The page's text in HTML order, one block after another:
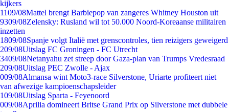
kijkers
1109/08Mattel brengt Barbiepop van zangeres Whitney Houston uit
9309/08Zelensky: Rusland wil tot 50.000 Noord-Koreaanse militairen
inzetten
1809/08Spanje volgt Italië met grenscontroles, tien reizigers geweigerd
209/08Uitslag FC Groningen - FC Utrecht
3409/08Netanyahu zet streep door Gaza-plan van Trumps Vredesraad
209/08Uitslag PEC Zwolle - Ajax
009/08Almansa wint Moto3-race Silverstone, Uriarte profiteert niet
van afwezige kampioenschapsleider
109/08Uitslag Sparta - Feyenoord
009/08Aprilia domineert Britse Grand Prix op Silverstone met dubbele